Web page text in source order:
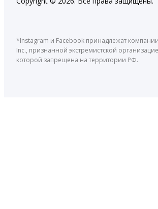
*Instagram и Facebook принадлежат
Inc., признанной экстремистской
которой запрещена на территории РФ.